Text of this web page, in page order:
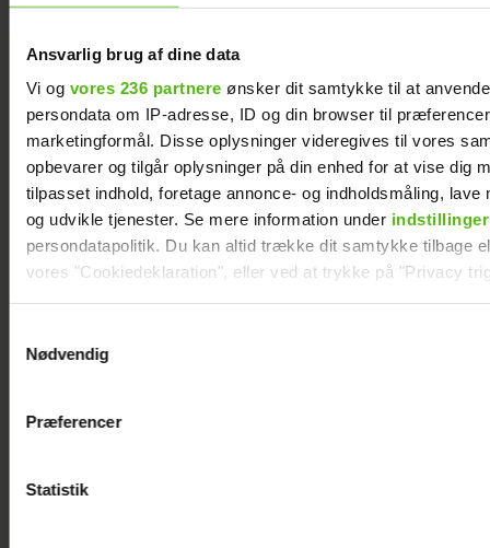
Ansvarlig brug af dine data
Vi og vores 236 partnere ønsker dit samtykke til at
persondata om IP-adresse, ID og din browser til
marketingformål. Disse oplysninger videregives til vores
opbevarer og tilgår oplysninger på din enhed for at vise dig
tilpasset indhold, foretage annonce- og indholdsmåling, lave
og udvikle tjenester. Se mere information under indstillinger
persondatapolitik. Du kan altid trække dit samtykke tilbage
vores "Cookiedeklaration", eller ved at trykke på "Privacy
Vi anvender egne cookies og cookies fra tredjeparter til at
generere statistik og huske dine præferencer samt til brug
Nødvendig
Præferencer
Statistik
Christopher på Smukfest med